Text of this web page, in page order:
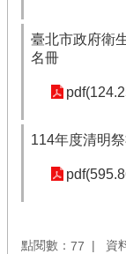
臺北市政府衛
名冊
114年度清明
點閱數： 77
資